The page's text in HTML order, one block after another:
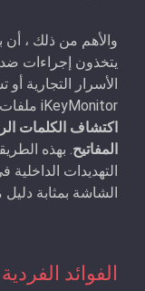
والأهم من ذلك ، أن
يتخذون إجراءات ضد
الأسرار التجارية
iKeyMonitor ملفات
اكتشاف الكلمات
المفاتيح. بهذه
التهديدات
الشاشة بمثابة
الفوائد الفردية